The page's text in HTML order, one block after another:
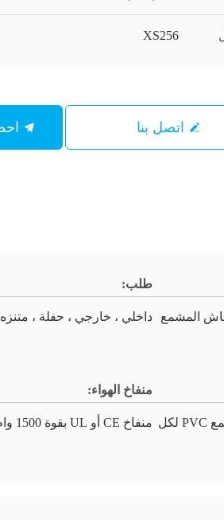
XS256
اتصل بنا
المشمع
طلب:
داخلي ، خارجي ، حفلة ، متنزه
طقم تصليح (2 قطعة من القماش المشمع PVC لكل
منفاخ الهواء:
منفاخ CE أو UL بقوة 1500 واط